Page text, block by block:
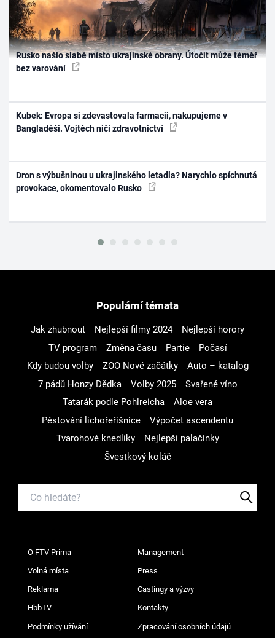
Rusko našlo slabé místo ukrajinské obrany. Útočit může téměř
bez varování
Kubek: Evropa si zdevastovala farmacii, nakupujeme v
Bangladéši. Vojtěch ničí zdravotnictví
Dron s výbušninou u ukrajinského letadla? Narychlo spíchnutá
provokace, okomentovalo Rusko
Populární témata
Jak zhubnout Nejlepší filmy 2024
Nejlepší horory
TV program
Změna času Partie
Počasí
Kdy budou volby
ZOO Nové začátky
Auto – katalog
7 pádů Honzy Dědka
Volby 2025
Svařené víno
Tatarák podle Pohlreicha
Aloe vera
Pěstování lichořeřišnice
Výpočet ascendentu
Tvarohové knedlíky
Nejlepší palačinky
Švestkový koláč
O FTV Prima Management
Volná místa Press
Reklama Castingy a výzvy
HbbTV Kontakty
Podmínky užívání Zpracování osobních údajů